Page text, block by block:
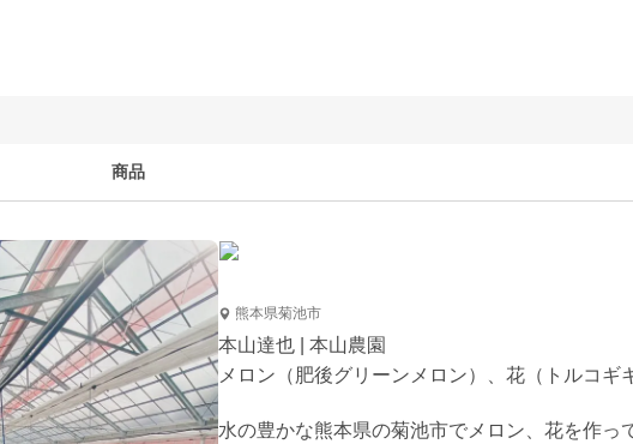
商品
熊本県菊池市
本山達也 | 本山農園
メロン（肥後グリーンメロン）、花（トルコギ
水の豊かな熊本県の菊池市でメロン、花を作っ